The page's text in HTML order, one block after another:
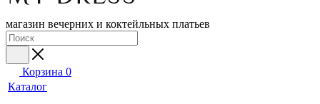
магазин вечерних и коктейльных платьев
Корзина 0
Каталог